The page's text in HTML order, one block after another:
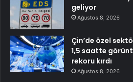
geliyor
Ağustos 8, 2026
Çin’de özel
1,5 saatte
rekoru kırdı
Ağustos 8, 2026